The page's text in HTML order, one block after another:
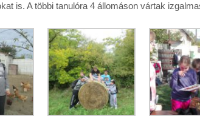
is. A többi tanulóra 4 állomáson vártak